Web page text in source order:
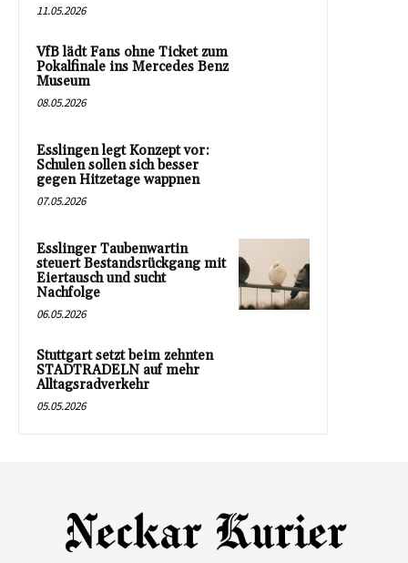
11.05.2026
VfB lädt Fans ohne Ticket zum
Pokalfinale ins Mercedes Benz
Museum
08.05.2026
Esslingen legt Konzept vor:
Schulen sollen sich besser
gegen Hitzetage wappnen
07.05.2026
Esslinger Taubenwartin
steuert Bestandsrückgang mit
Eiertausch und sucht
Nachfolge
06.05.2026
Stuttgart setzt beim zehnten
STADTRADELN auf mehr
Alltagsradverkehr
05.05.2026